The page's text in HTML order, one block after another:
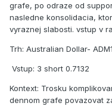
grafe, po odraze od
nasledne konsolidacia,
vyraznej slabosti. vstup v
Trh: Australian Dollar-
Vstup: 3 short 0.7132
Kontext: Trosku
dennom grafe povazovat